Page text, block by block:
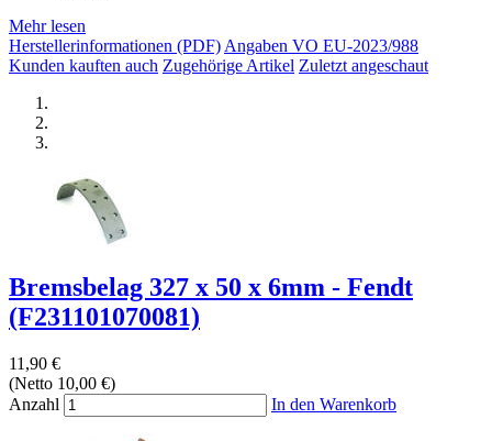
Mehr lesen
Herstellerinformationen (PDF)Angaben VO EU-2023/988
Kunden kauften auch Zugehörige Artikel Zuletzt angeschaut
Bremsbelag 327 x 50 x 6mm - Fendt
(F231101070081)
11,90 €
(Netto 10,00 €)
Anzahl
In den Warenkorb